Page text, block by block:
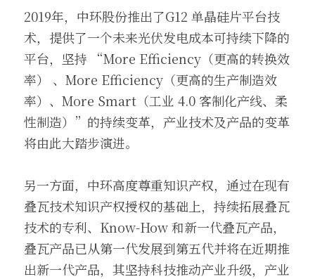
2019年，中环股份推出了G12 单晶硅片平台技
术，提供了一个未来光伏发电成本可持续下降的
平台，坚持 “More Efficiency（更高的转换效
率） 、More Efficiency（更高的生产制造效
率）、More Smart（工业 4.0 客制化产线、柔
性制造）”的持续变革，产业技术及产品的变革
将由此大踏步演进。
另一方面，中环高度尊重知识产权，通过在现有
叠瓦技术知识产权授权的基础上，持续拓展叠瓦
技术的专利、Know-How 和新一代叠瓦产品，
叠瓦产品已从第一代发展到第五代并将在近期推
出新一代产品，其坚持科技推动产业升级，产业